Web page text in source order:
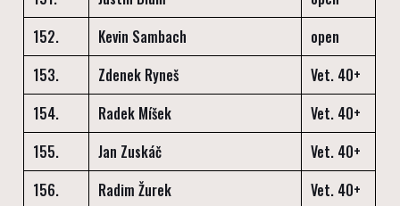
152.
Kevin Sambach
open
153.
Zdenek Ryneš
Vet. 40+
154.
Radek Míšek
Vet. 40+
155.
Jan Zuskáč
Vet. 40+
156.
Radim Žurek
Vet. 40+